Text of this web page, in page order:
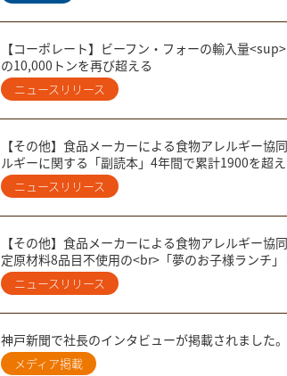
【コーポレート】ビーフン・フォーの輸入量
の10,000トンを再び超える
ニュースリリース
【その他】食品メーカーによる食物アレルギー
ルギーに関する「副読本」​4年間で累計1900を超
ニュースリリース
【その他】食品メーカーによる食物アレルギー
定原材料8品目不使用の<br>「夢のお子様ランチ
ニュースリリース
神戸新聞で社長のインタビューが掲載されました。
メディア掲載